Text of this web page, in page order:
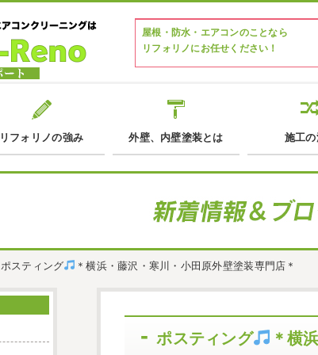
屋根・防水・エアコンのことなら
リフォリノにお任せください！
リフォリノの強み 外壁、内壁塗装とは 施工
ポスティング ＊横浜・藤沢・寒川・小田原外壁塗装専門店＊
ポスティング ＊横